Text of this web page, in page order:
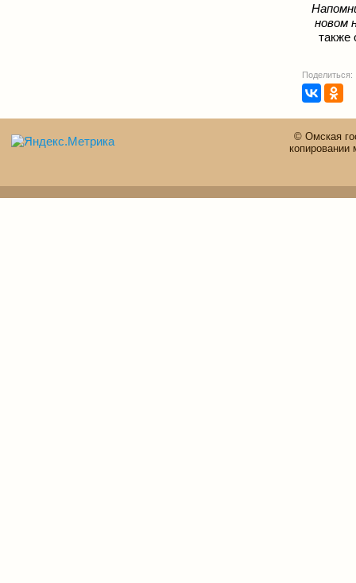
Напо
новом
также
Поделиться:
© Омская
копировании